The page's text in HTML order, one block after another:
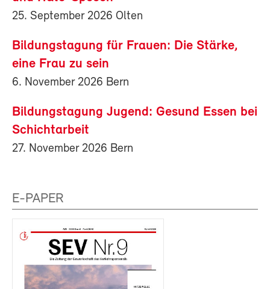
25. September 2026 Olten
Bildungstagung für Frauen: Die Stärke,
eine Frau zu sein
6. November 2026 Bern
Bildungstagung Jugend: Gesund Essen bei
Schichtarbeit
27. November 2026 Bern
E-PAPER